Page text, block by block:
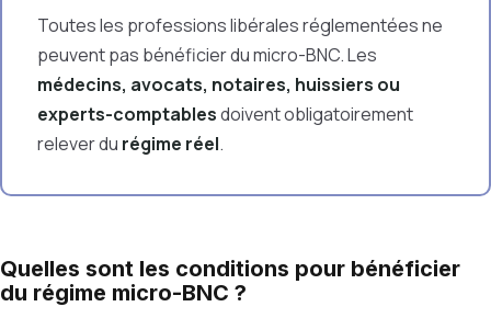
Toutes les professions libérales réglementées ne
peuvent pas bénéficier du micro-BNC. Les
médecins, avocats, notaires, huissiers ou
experts-comptablesdoivent obligatoirement
relever du régime réel.
Quelles sont les conditions pour bénéficier
du régime micro-BNC ?